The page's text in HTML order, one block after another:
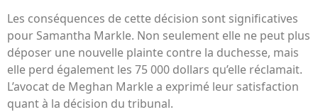
Les conséquences de cette décision sont significatives
pour Samantha Markle. Non seulement elle ne peut plus
déposer une nouvelle plainte contre la duchesse, mais
elle perd également les 75 000 dollars qu’elle réclamait.
L’avocat de Meghan Markle a exprimé leur satisfaction
quant à la décision du tribunal.